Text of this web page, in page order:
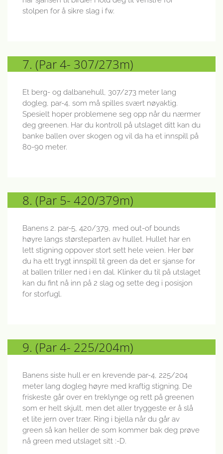
stolpen for å sikre slag i fw.
7. (Par 4- 307/273m)
Et berg- og dalbanehull, 307/273 meter lang
dogleg, par-4, som må spilles svært nøyaktig.
Spesielt hoper problemene seg opp når du nærmer
deg greenen. Har du kontroll på utslaget ditt kan du
banke ballen over skogen og vil da ha et innspill på
80-90 meter.
8. (Par 5- 420/379m)
Banens 2. par-5, 420/379, med out-of bounds
høyre langs størsteparten av hullet. Hullet har en
lett stigning oppover stort sett hele veien. Her bør
du ha ett trygt innspill til green da det er sjanse for
at ballen triller ned i en dal. Klinker du til på utslaget
kan du fint nå inn på 2 slag og sette deg i posisjon
for storfugl.
9. (Par 4- 225/204m)
Banens siste hull er en krevende par-4, 225/204
meter lang dogleg høyre med kraftig stigning. De
friskeste går over en treklynge og rett på greenen
som er helt skjult, men det aller tryggeste er å slå
et lite jern over trær. Ring i bjella når du går av
green så kan heller de som kommer bak deg prøve
nå green med utslaget sitt :-D.